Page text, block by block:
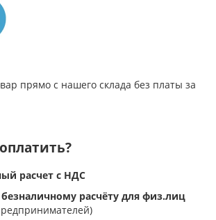
прямо с нашего склада без платы за
расчет с НДС
расчёту для физ.лиц